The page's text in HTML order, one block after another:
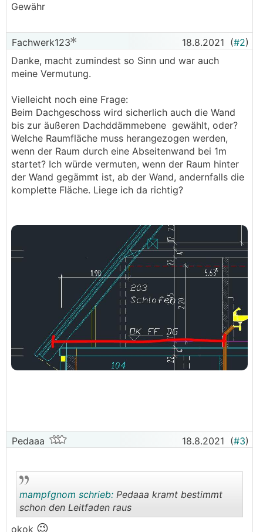
Gewähr
Fachwerk123 18.8.2021 (#2)
Danke, macht zumindest so Sinn und war auch
meine Vermutung.
Vielleicht noch eine Frage:
Beim Dachgeschoss wird sicherlich auch die Wand
bis zur äußeren Dachddämmebene gewählt, oder?
Welche Raumfläche muss herangezogen werden,
wenn der Raum durch eine Abseitenwand bei 1m
startet? Ich würde vermuten, wenn der Raum hinter
der Wand gegämmt ist, ab der Wand, andernfalls die
komplette Fläche. Liege ich da richtig?
Pedaaa 18.8.2021 (#3)
mampfgnom schrieb: Pedaaa kramt bestimmt
schon den Leitfaden raus
okok 😉